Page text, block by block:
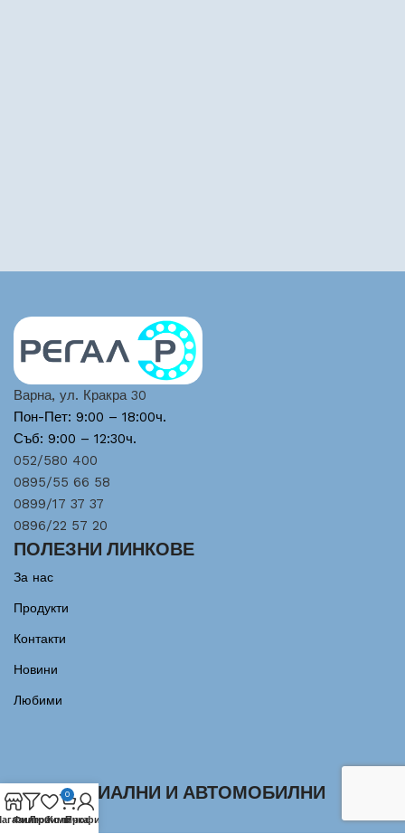
Варна, ул. Кракра 30
Пон-Пет: 9:00 – 18:00ч.
Съб: 9:00 – 12:30ч.
052/580 400
0895/55 66 58
0899/17 37 37
0896/22 57 20
ПОЛЕЗНИ ЛИНКОВЕ
За нас
Продукти
Контакти
Новини
Любими
ИНДУСТРИАЛНИ И АВТОМОБИЛНИ
ЛАГЕРИ
Филтри
Любими
0
Количка
Профил